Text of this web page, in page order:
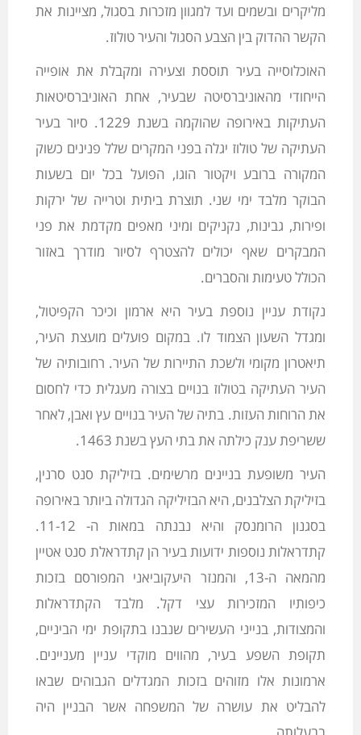
מליקרים ובשמים ועד למגוון מזכרות בסגול, מציינות את
הקשר ההדוק בין הצבע הסגול והעיר טולוז.
האוכלוסייה בעיר תוססת וצעירה ומקבלת את אופייה
הייחודי מהאוניברסיטה שבעיר, אחת האוניברסיטאות
העתיקות באירופה שהוקמה בשנת 1229. סיור בעיר
העתיקה של טולוז יגלה בפני המקרים שלל פנינים כשוק
המקורה ברובע ויקטור הוגו, הפועל בכל יום בשעות
הבוקר מלבד ימי שני. תוצרת ביתית וטרייה של ירקות
ופירות, גבינות, נקניקים ומיני מאפים מקדמת את פני
המבקרים שאף יכולים להצטרף לסיור מודרך באזור
הכולל טעימות והסברים.
נקודת עניין נוספת בעיר היא ארמון וכיכר הקפיטול,
ומגדל השעון הצמוד לו. במקום פועלים מועצת העיר,
תיאטרון מקומי ולשכת התיירות של העיר. רחובותיה של
העיר העתיקה בטולוז בנויים בצורה מעגלית כדי לחסום
את הרוחות העזות. בתיה של העיר בנויים עץ ואבן, לאחר
ששריפת ענק כילתה את בתי העץ בשנת 1463.
העיר משופעת בניינים מרשימים. בזיליקת סנט סרנין,
בזיליקת הצלבנים, היא הבזיליקה הגדולה ביותר באירופה
בסגנון הרומנסק והיא נבנתה במאות ה- 11-12.
קתדראלות נוספות ידועות בעיר הן קתדראלת סנט אטיין
מהמאה ה-13, והמנזר היעקוביאני המפורסם בזכות
כיפותיו המזכירות עצי דקל. מלבד הקתדראלות
והמצודות, בנייני העשירים שנבנו בתקופת ימי הביניים,
תקופת השפע בעיר, מהווים מוקדי עניין מעניינים.
ארמונות אלו מזוהים בזכות המגדלים הגבוהים שבאו
להבליט את עושרה של המשפחה אשר הבניין היה